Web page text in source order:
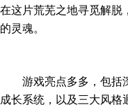
在这片荒芜之地寻觅解脱
的灵魂。
游戏亮点多多，包括
成长系统，以及三大风